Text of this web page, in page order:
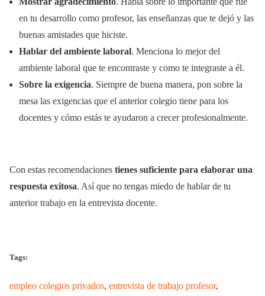
en tu desarrollo como profesor, las enseñanzas que te dejó y las
buenas amistades que hiciste.
Hablar del ambiente laboral. Menciona lo mejor del
ambiente laboral que te encontraste y como te integraste a él.
Sobre la exigencia. Siempre de buena manera, pon sobre la
mesa las exigencias que el anterior colegio tiene para los
docentes y cómo estás te ayudaron a crecer profesionalmente.
Con estas recomendaciones tienes suficiente para elaborar una
respuesta exitosa. Así que no tengas miedo de hablar de tu
anterior trabajo en la entrevista docente.
Tags:
empleo colegios privados, entrevista de trabajo profesor,